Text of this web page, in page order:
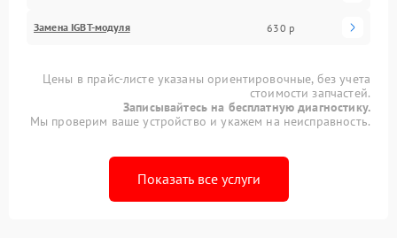
Замена IGBT-модуля 630 р
Цены в прайс-листе указаны ориентировочные, без учета
стоимости запчастей.
Записывайтесь на бесплатную диагностику.
Мы проверим ваше устройство и укажем на неисправность.
Показать все услуги